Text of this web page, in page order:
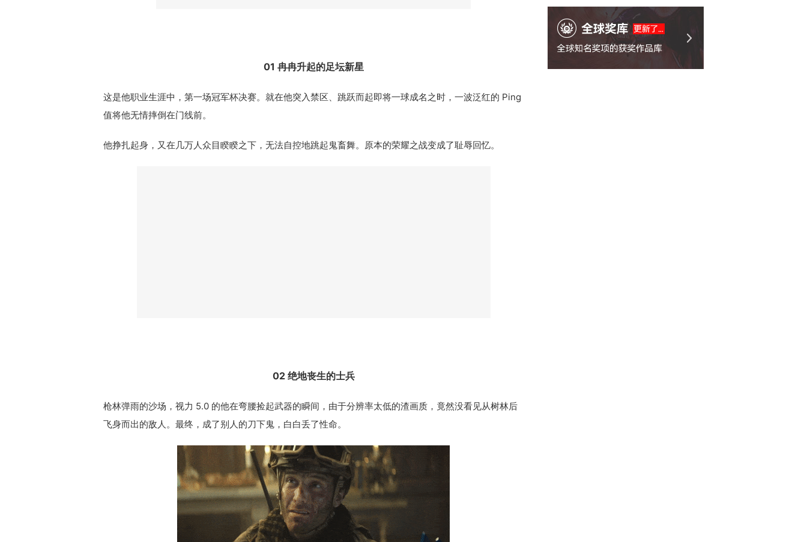
01 冉冉升起的足坛新星
这是他职业生涯中，第一场冠军杯决赛。就在他突入禁区、跳跃而起即将一球成名之时，一波泛红的 Ping
值将他无情摔倒在门线前。
他挣扎起身，又在几万人众目睽睽之下，无法自控地跳起鬼畜舞。原本的荣耀之战变成了耻辱回忆。
02 绝地丧生的士兵
枪林弹雨的沙场，视力 5.0 的他在弯腰捡起武器的瞬间，由于分辨率太低的渣画质，竟然没看见从树林后
飞身而出的敌人。最终，成了别人的刀下鬼，白白丢了性命。